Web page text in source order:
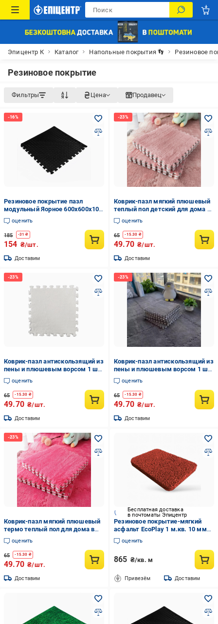
Эпицентр К Каталог Напольные покрытия 👣 Резиновое
Резиновое покрытие
Фильтры Цена Продавец
Резиновое покрытие пазл
модульный Яорное 600x600x10
мм (SW-00001169)
оценить
185 -31 ₴
154 ₴/шт.
Доставим
Коврик-пазл мягкий плюшевый
теплый пол детский для дома в
детскую комнату один цвет
30х30 см Розовый
оценить
65 -15.30 ₴
49.70 ₴/шт.
Доставим
Коврик-пазл антискользящий из
пены и плюшевым ворсом 1 шт.
30х30 см White
оценить
65 -15.30 ₴
49.70 ₴/шт.
Доставим
Коврик-пазл антискользящий из
пены и плюшевым ворсом 1 шт.
30х30 см Grey
оценить
65 -15.30 ₴
49.70 ₴/шт.
Доставим
Коврик-пазл мягкий плюшевый
термо теплый пол для дома в
детскую комнату 30х30 см
Fucia
оценить
65 -15.30 ₴
49.70 ₴/шт.
Доставим
Бесплатная доставка
в почтоматы Эпицентр
Резиновое покрытие-мягкий
асфальт EcoPlay 1 м.кв. 10 мм
Красный (2562227254)
оценить
865 ₴/кв. м
Привезём Доставим